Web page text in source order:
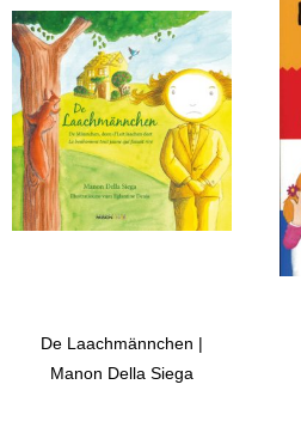
De Laachmännchen |
Manon Della Siega